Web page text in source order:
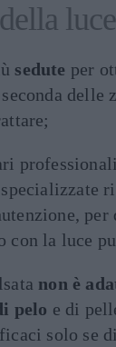
sedute per
delle
per
con la luce
non è
pelo e di
solo se